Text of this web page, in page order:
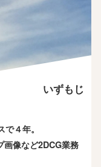
いずもじ
４年。
画像など2DCG業務